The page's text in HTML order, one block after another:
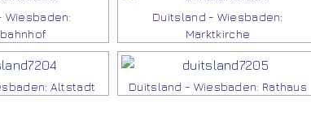
Wiesbaden:
Duitsland - Wiesbaden:
Marktkirche
Altstadt Duitsland - Wiesbaden: Rathaus